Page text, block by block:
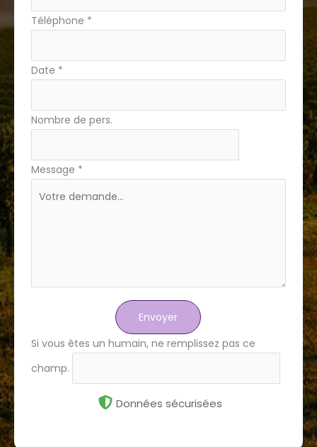
Téléphone *
Date *
Nombre de pers.
Message *
Envoyer
Si vous êtes un humain, ne remplissez pas ce
champ.
Données sécurisées